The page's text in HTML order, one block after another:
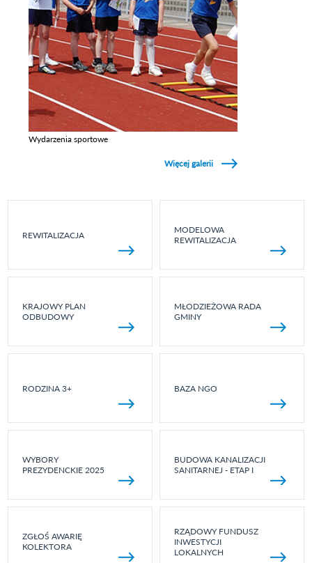
Wydarzenia sportowe
Więcej galerii
REWITALIZACJA
MODELOWA
REWITALIZACJA
KRAJOWY PLAN
ODBUDOWY
MŁODZIEŻOWA RADA
GMINY
RODZINA 3+ BAZA NGO
WYBORY
PREZYDENCKIE 2025
BUDOWA KANALIZACJI
SANITARNEJ - ETAP I
ZGŁOŚ AWARIĘ
KOLEKTORA
RZĄDOWY FUNDUSZ
INWESTYCJI
LOKALNYCH